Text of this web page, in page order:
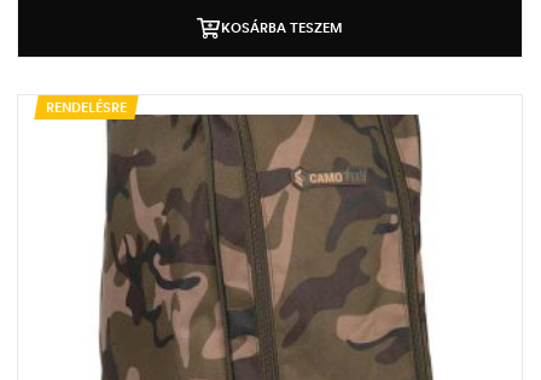
KOSÁRBA TESZEM
RENDELÉSRE